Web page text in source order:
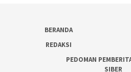
BERANDA
REDAKSI
PEDOMAN
SIBER